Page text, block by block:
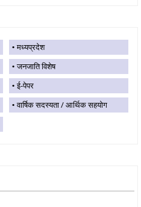
मध्यप्रदेश
जनजाति विशेष
ई-पेपर
वार्षिक सदस्यता / आर्थिक सहयोग